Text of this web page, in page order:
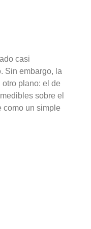
casi
Sin embargo, la
plano: el de
sobre el
como un simple